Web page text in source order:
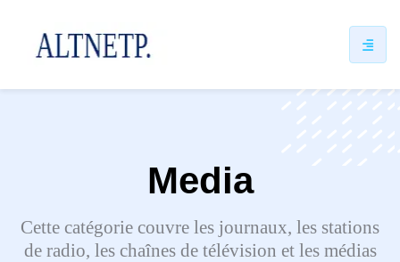
Media
Cette catégorie couvre les journaux, les stations
de radio, les chaînes de télévision et les médias